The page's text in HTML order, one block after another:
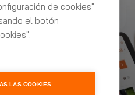
de cookies"
el botón
LAS COOKIES